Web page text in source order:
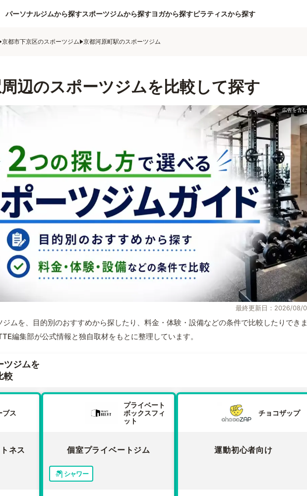
パーソナルジムから探すスポーツジムから探すヨガから探すピラティスから探す
京都市下京区のスポーツジム 京都河原町駅のスポーツジム
辺のスポーツジムを比較して探す
最終更新日：2026/08/
ムを、目的別のおすすめから探したり、料金・体験・設備などの条件で比較したりでき
編集部が公式情報と独自取材をもとに整理しています。
ツジムを
較
ブス
ネス
プライベート
ボックスフィ
ット
個室プライベートジム
シャワー
チョコザップ
運動初心者向け